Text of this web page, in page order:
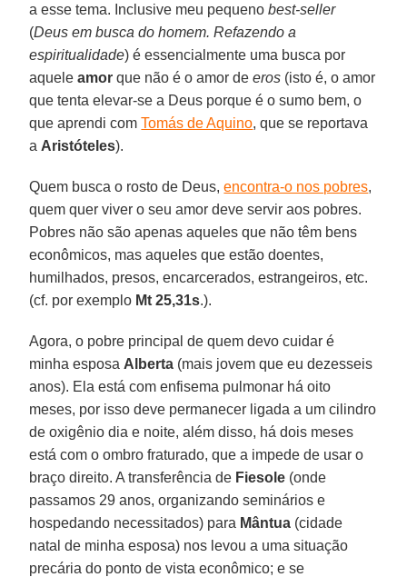
a esse tema. Inclusive meu pequenobest-seller
(Deus em busca do homem. Refazendo a
espiritualidade) é essencialmente uma busca por
aqueleamor que não é o amor deeros (isto é, o amor
que tenta elevar-se a Deus porque é o sumo bem, o
que aprendi comTomás de Aquino, que se reportava
a Aristóteles).
Quem busca o rosto de Deus,encontra-o nos pobres,
quem quer viver o seu amor deve servir aos pobres.
Pobres não são apenas aqueles que não têm bens
econômicos, mas aqueles que estão doentes,
humilhados, presos, encarcerados, estrangeiros, etc.
(cf. por exemplo Mt 25,31s.).
Agora, o pobre principal de quem devo cuidar é
minha esposa Alberta (mais jovem que eu dezesseis
anos). Ela está com enfisema pulmonar há oito
meses, por isso deve permanecer ligada a um cilindro
de oxigênio dia e noite, além disso, há dois meses
está com o ombro fraturado, que a impede de usar o
braço direito. A transferência de Fiesole (onde
passamos 29 anos, organizando seminários e
hospedando necessitados) para Mântua (cidade
natal de minha esposa) nos levou a uma situação
precária do ponto de vista econômico; e se